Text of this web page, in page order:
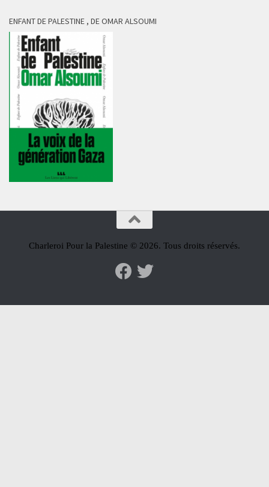
ENFANT DE PALESTINE , DE OMAR ALSOUMI
Charleroi Pour la Palestine © 2026. Tous droits réservés.